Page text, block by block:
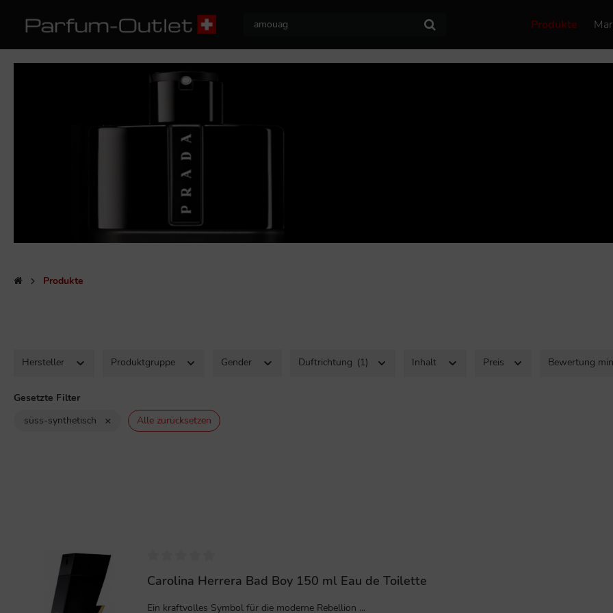
Produkte
Produkte
Hersteller Produktgruppe Gender Duftrichtung (1) Inhalt Preis Bewertung
Gesetzte Filter
süss-synthetisch
× Alle zurücksetzen
Carolina Herrera Bad Boy 150 ml Eau de Toilette
Ein kraftvolles Symbol für die moderne Rebellion ...